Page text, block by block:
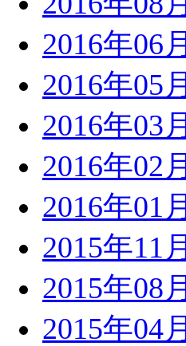
2016年06月
2016年05月
2016年03月
2016年02月
2016年01月
2015年11月
2015年08月
2015年04月